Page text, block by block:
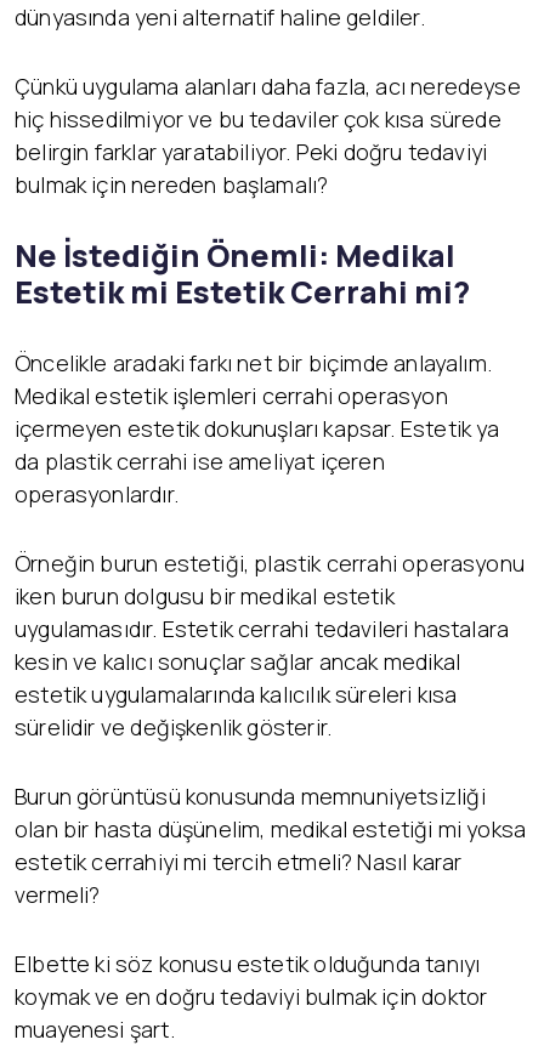
dünyasında yeni alternatif haline geldiler.
Çünkü uygulama alanları daha fazla, acı neredeyse
hiç hissedilmiyor ve bu tedaviler çok kısa sürede
belirgin farklar yaratabiliyor. Peki doğru tedaviyi
bulmak için nereden başlamalı?
Ne İstediğin Önemli: Medikal
Estetik mi Estetik Cerrahi mi?
Öncelikle aradaki farkı net bir biçimde anlayalım.
Medikal estetik işlemleri cerrahi operasyon
içermeyen estetik dokunuşları kapsar. Estetik ya
da plastik cerrahi ise ameliyat içeren
operasyonlardır.
Örneğin burun estetiği, plastik cerrahi operasyonu
iken burun dolgusu bir medikal estetik
uygulamasıdır. Estetik cerrahi tedavileri hastalara
kesin ve kalıcı sonuçlar sağlar ancak medikal
estetik uygulamalarında kalıcılık süreleri kısa
sürelidir ve değişkenlik gösterir.
Burun görüntüsü konusunda memnuniyetsizliği
olan bir hasta düşünelim, medikal estetiği mi yoksa
estetik cerrahiyi mi tercih etmeli? Nasıl karar
vermeli?
Elbette ki söz konusu estetik olduğunda tanıyı
koymak ve en doğru tedaviyi bulmak için doktor
muayenesi şart.